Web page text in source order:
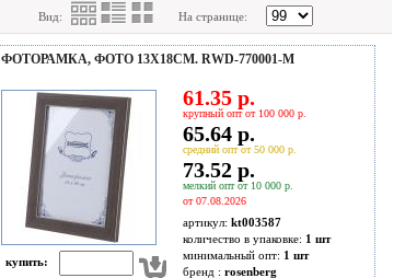
Вид: На странице:
ФОТОРАМКА, ФОТО 13X18СМ. RWD-770001-M
купить:
61.35 р.
крупный опт от 100 000 р.
65.64 р.
средний опт от 50 000 р.
73.52 р.
мелкий опт от 10 000 р.
от 07.08.2026
артикул: kt003587
количество в упаковке: 1 шт
минимальный опт: 1 шт
бренд : rosenberg